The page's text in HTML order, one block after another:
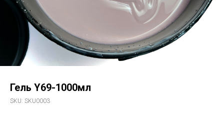
Гель Y69-1000мл
SKU: SKU0003